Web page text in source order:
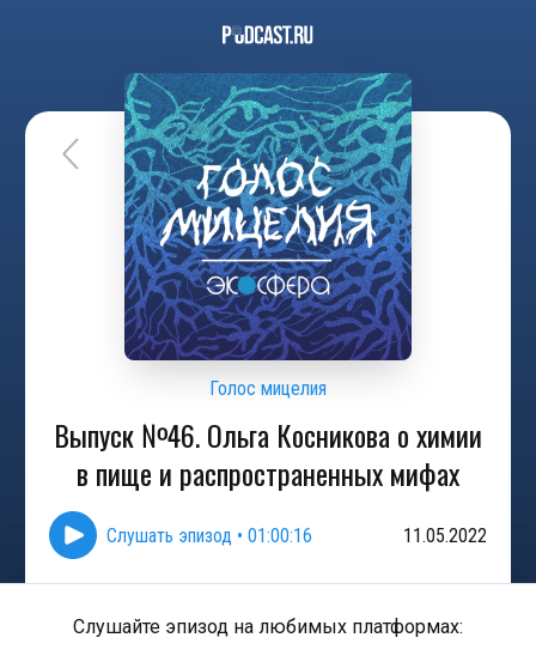
Голос мицелия
Выпуск №46. Ольга Косникова о химии
в пище и распространенных мифах
Слушать эпизод • 01:00:16 11.05.2022
Слушайте эпизод на любимых платформах: